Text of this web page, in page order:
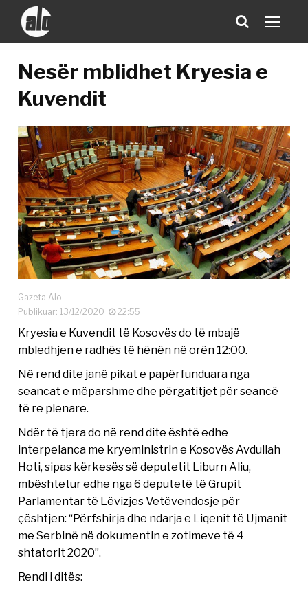
Nesër mblidhet Kryesia e
Kuvendit
Gazeta Alo
Publikuar: 13/12/2020
22:55
Kryesia e Kuvendit të Kosovës do të mbajë
mbledhjen e radhës të hënën në orën 12:00.
Në rend dite janë pikat e papërfunduara nga
seancat e mëparshme dhe përgatitjet për seancë
të re plenare.
Ndër të tjera do në rend dite është edhe
interpelanca me kryeministrin e Kosovës Avdullah
Hoti, sipas kërkesës së deputetit Liburn Aliu,
mbështetur edhe nga 6 deputetë të Grupit
Parlamentar të Lëvizjes Vetëvendosje për
çështjen: “Përfshirja dhe ndarja e Liqenit të Ujmanit
me Serbinë në dokumentin e zotimeve të 4
shtatorit 2020”.
Rendi i ditës: